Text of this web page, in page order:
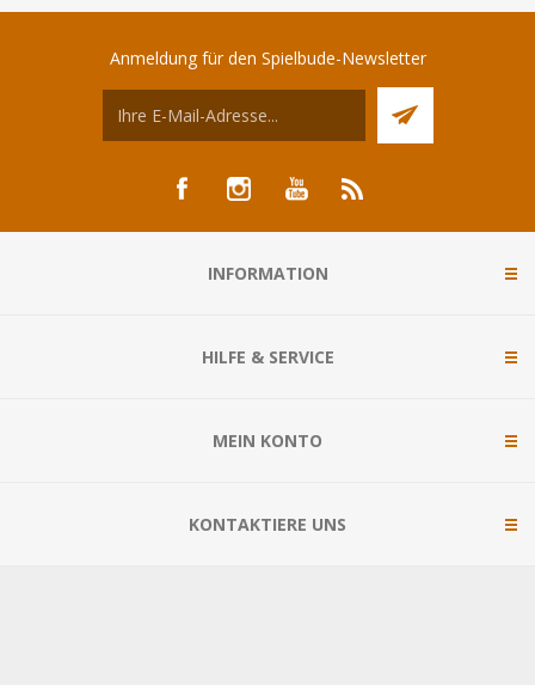
Anmeldung für den Spielbude-Newsletter
INFORMATION
HILFE & SERVICE
MEIN KONTO
KONTAKTIERE UNS